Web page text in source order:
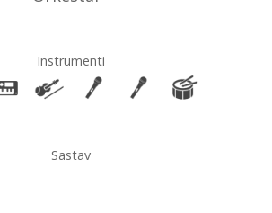
Instrumenti
Sastav